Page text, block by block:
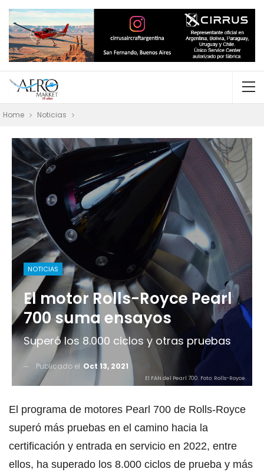
Home Noticias
NOTICIAS
El motor Rolls-Royce Pearl
700 suma ensayos
Superó los 8.000 ciclos y otras pruebas
Publicado el Oct 13, 2021
El FAN del Pearl 700. Foto: Rolls-Royce.
El programa de motores Pearl 700 de Rolls-Royce
superó más pruebas en el camino hacia la
certificación y entrada en servicio en 2022, entre
ellos, ha superado los 8.000 ciclos de prueba y más